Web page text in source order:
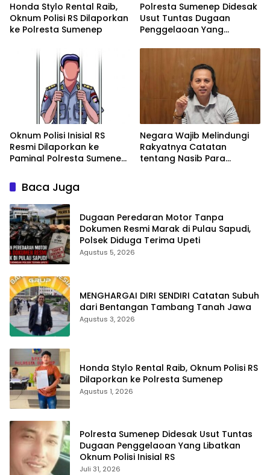
Honda Stylo Rental Raib,
Oknum Polisi RS Dilaporkan
ke Polresta Sumenep
Polresta Sumenep Didesak
Usut Tuntas Dugaan
Penggelaoan Yang
Inisial RS
Oknum Polisi Inisial RS
Resmi Dilaporkan ke
Paminal Polresta Sumenep
Rp15 Juta
Negara Wajib Melindungi
Rakyatnya Catatan
tentang Nasib Para
Baca Juga
Dugaan Peredaran Motor Tanpa
Dokumen Resmi Marak di Pulau Sapudi,
Polsek Diduga Terima Upeti
Agustus 5, 2026
MENGHARGAI DIRI SENDIRI Catatan Subuh
dari Bentangan Tambang Tanah Jawa
Agustus 3, 2026
Honda Stylo Rental Raib, Oknum Polisi RS
Dilaporkan ke Polresta Sumenep
Agustus 1, 2026
Polresta Sumenep Didesak Usut Tuntas
Dugaan Penggelaoan Yang Libatkan
Oknum Polisi Inisial RS
Juli 31, 2026